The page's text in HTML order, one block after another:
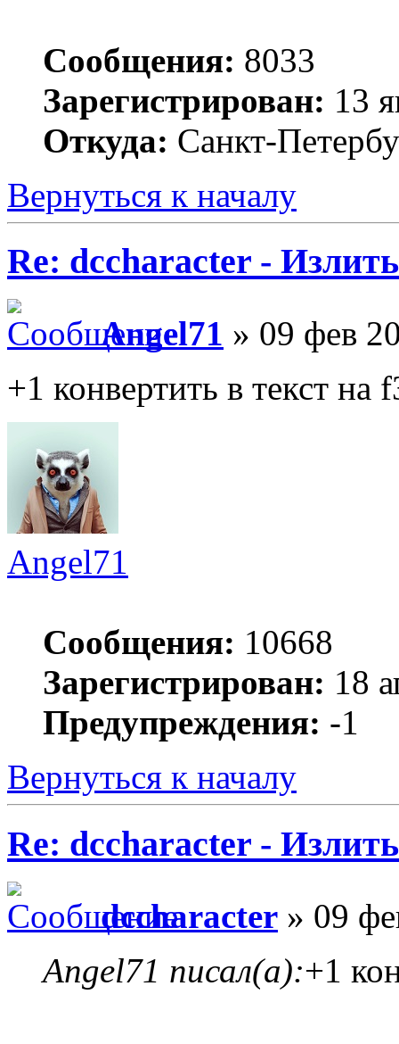
Сообщения: 8033
Зарегистрирован: 13
Откуда: Санкт-
Вернуться к началу
Re: dccharacter -
Angel71 » 09 фев
+1 конвертить в текст на
Angel71
Сообщения: 10668
Зарегистрирован: 18
Предупреждения: -1
Вернуться к началу
Re: dccharacter -
dccharacter » 09
Angel71 писал(а):+1